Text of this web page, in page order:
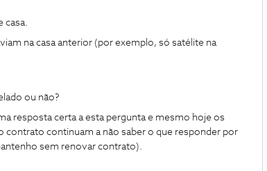
casa.
na casa anterior (por exemplo, só satélite na
ou não?
resposta certa a esta pergunta e mesmo hoje os
contrato continuam a não saber o que responder por
sem renovar contrato).